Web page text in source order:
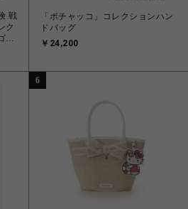
戦
ク
ー
「ポチャッコ」コレクションハン
ドバッグ
￥24,200
6